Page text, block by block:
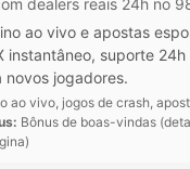
dealers reais 24h no
ao vivo e apostas
instantâneo, suporte
jogadores.
ao vivo, jogos de crash,
Bônus de boas-vindas